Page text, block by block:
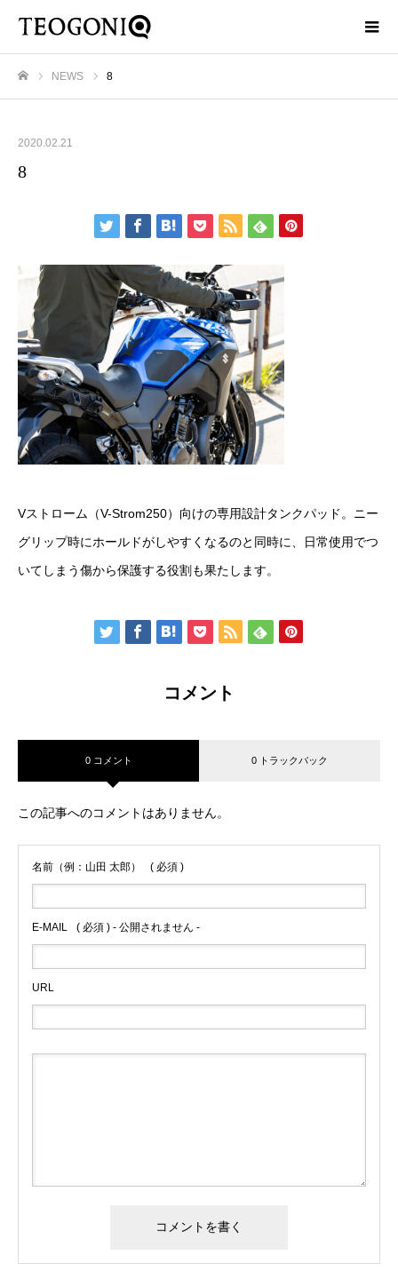
NEWS 8
2020.02.21
8
Vストローム（V-Strom250）向けの専用設計タンクパッド。ニー
グリップ時にホールドがしやすくなるのと同時に、日常使用でつ
いてしまう傷から保護する役割も果たします。
コメント
0 コメント 0 トラックバック
この記事へのコメントはありません。
名前（例：山田 太郎） ( 必須 )
E-MAIL ( 必須 ) - 公開されません -
URL